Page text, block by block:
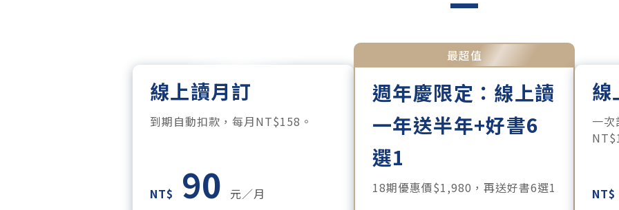
線上讀月訂
到期自動扣款，每月NT$158。
NT$ 90 元／月
最超值
週年慶限定：線上讀
一年送半年+好書6
選1
18期優惠價$1,980，再送好書6選1
線
一
NT$